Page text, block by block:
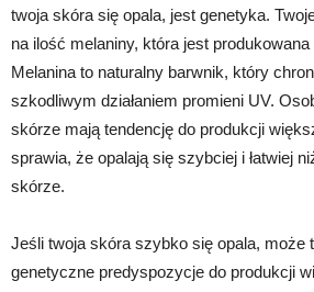
twoja skóra się opala, jest genetyka.
na ilość melaniny, która jest
Melanina to naturalny barwnik, który
szkodliwym działaniem promieni UV.
skórze mają tendencję do produkcji
sprawia, że opalają się szybciej i łatwiej
skórze.
Jeśli twoja skóra szybko się opala, może
genetyczne predyspozycje do produkcji